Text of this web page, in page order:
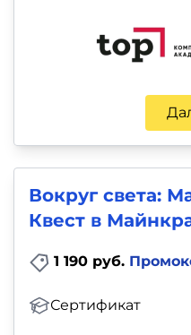
Вокруг света:
Квест в
1 190 руб.
Сертификат
Красота,
здоровье,
и
Прочее
Тесты